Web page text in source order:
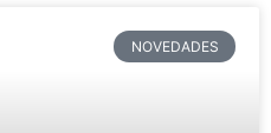
NOVEDADES